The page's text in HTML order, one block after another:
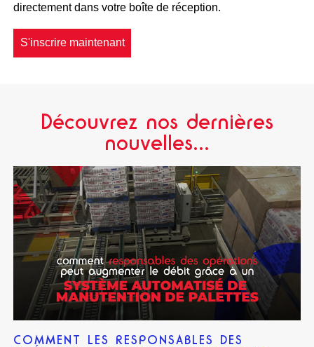
directement dans votre boîte de réception.
S'inscrire maintenant
Découvrez nos dernières
nouvelles...
COMMENT LES RESPONSABLES DES